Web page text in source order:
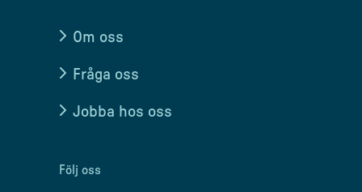
Om oss
Fråga oss
Jobba hos oss
Följ oss